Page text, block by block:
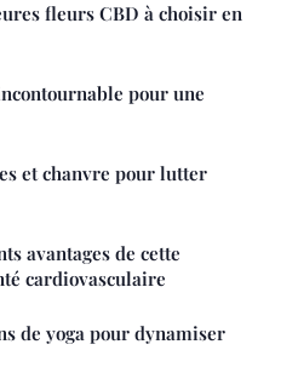
fleurs CBD à choisir en
pour une
et chanvre pour lutter
avantages de cette
cardiovasculaire
de yoga pour dynamiser